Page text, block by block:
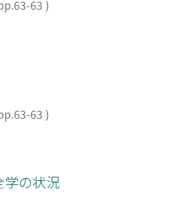
63 )
63 )
学の状況